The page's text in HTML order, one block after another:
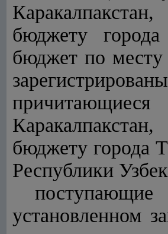
бюджету
бюджет по месту
бюджету города
Республики
установленном